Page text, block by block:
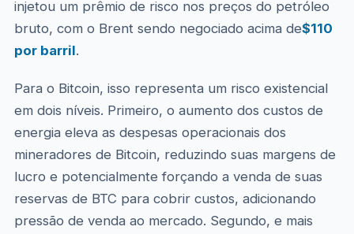
injetou um prêmio de risco nos preços do petróleo
bruto, com o Brent sendo negociado acima de$110
por barril.
Para o Bitcoin, isso representa um risco existencial
em dois níveis. Primeiro, o aumento dos custos de
energia eleva as despesas operacionais dos
mineradores de Bitcoin, reduzindo suas margens de
lucro e potencialmente forçando a venda de suas
reservas de BTC para cobrir custos, adicionando
pressão de venda ao mercado. Segundo, e mais